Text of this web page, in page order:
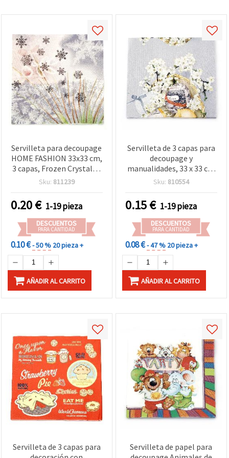
Servilleta para decoupage
HOME FASHION 33x33 cm,
3 capas, Frozen Crystals -
1 unidad
Sku: 811239
0.20€ 1-19 pieza
DESCUENTOS
PARA CANTIDAD
0.10 €- 50 % 20 pieza +
AÑADIR AL CARRITO
Servilleta de 3 capas para
decoupage y
manualidades, 33 x 33 cm
- 1 unidad
Sku: 810554
0.15€ 1-19 pieza
DESCUENTOS
PARA CANTIDAD
0.08 €- 47 % 20 pieza +
AÑADIR AL CARRITO
Servilleta de 3 capas para
Servilleta de papel para